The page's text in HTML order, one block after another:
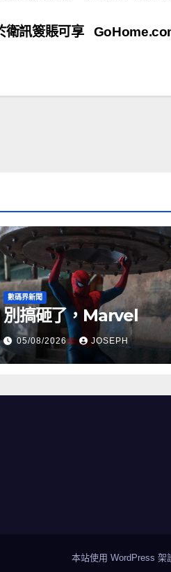
衛訊簽賬可享
數碼界新聞
別搞砸了，Marvel
05/08/2026 JOSEPH
本站使用 WordPress 架